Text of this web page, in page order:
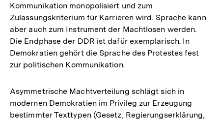
Kommunikation monopolisiert und zum
Zulassungskriterium für Karrieren wird. Sprache kann
aber auch zum Instrument der Machtlosen werden.
Die Endphase der DDR ist dafür exemplarisch. In
Demokratien gehört die Sprache des Protestes fest
zur politischen Kommunikation.
Asymmetrische Machtverteilung schlägt sich in
modernen Demokratien im Privileg zur Erzeugung
bestimmter Texttypen (Gesetz, Regierungserklärung,